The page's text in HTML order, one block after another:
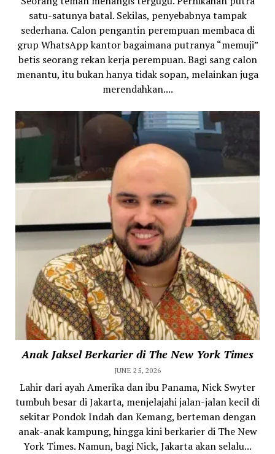
satu-satunya batal. Sekilas, penyebabnya tampak
sederhana. Calon pengantin perempuan membaca di
grup WhatsApp kantor bagaimana putranya “memuji”
betis seorang rekan kerja perempuan. Bagi sang calon
menantu, itu bukan hanya tidak sopan, melainkan juga
merendahkan....
Anak Jaksel Berkarier di The New York Times
JUNE 25, 2026
Lahir dari ayah Amerika dan ibu Panama, Nick Swyter
tumbuh besar di Jakarta, menjelajahi jalan-jalan kecil di
sekitar Pondok Indah dan Kemang, berteman dengan
anak-anak kampung, hingga kini berkarier di The New
York Times. Namun, bagi Nick, Jakarta akan selalu...